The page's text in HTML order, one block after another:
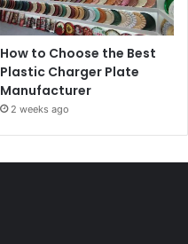
How to Choose the Best
Plastic Charger Plate
Manufacturer
2 weeks ago